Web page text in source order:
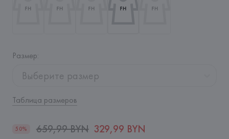
Размер:
Выберите размер
Таблица размеров
50% 659,99 BYN 329,99 BYN